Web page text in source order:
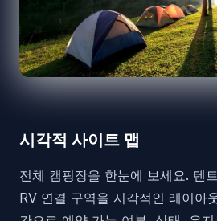
시각적 사이트 맵
전체 캠핑장을 한눈에 보세요. 텐
RV 연결 구역을 시각적인 레이아